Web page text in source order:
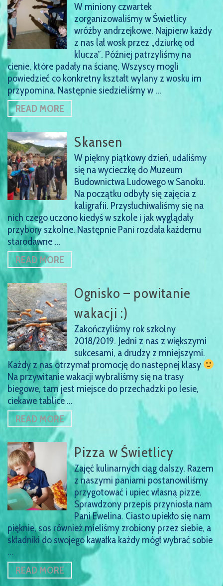
W miniony czwartek
zorganizowaliśmy w Świetlicy
wróżby andrzejkowe. Najpierw każdy
z nas lał wosk przez „dziurkę od
klucza”. Później patrzyliśmy na
cienie, które padały na ścianę. Wszyscy mogli
powiedzieć co konkretny kształt wylany z wosku im
przypomina. Następnie siedzieliśmy w …
READ MORE
Skansen
W piękny piątkowy dzień, udaliśmy
się na wycieczkę do Muzeum
Budownictwa Ludowego w Sanoku.
Na początku odbyły się zajęcia z
kaligrafii. Przysłuchiwaliśmy się na
nich czego uczono kiedyś w szkole i jak wyglądały
przybory szkolne. Następnie Pani rozdała każdemu
starodawne …
READ MORE
Ognisko – powitanie
wakacji :)
Zakończyliśmy rok szkolny
2018/2019. Jedni z nas z większymi
sukcesami, a drudzy z mniejszymi.
Każdy z nas otrzymał promocję do następnej klasy
Na przywitanie wakacji wybraliśmy się na trasy
biegowe, tam jest miejsce do przechadzki po lesie,
ciekawe tablice …
READ MORE
Pizza w Świetlicy
Zajęć kulinarnych ciąg dalszy. Razem
z naszymi paniami postanowiliśmy
przygotować i upiec własną pizze.
Sprawdzony przepis przyniosła nam
Pani Ewelina. Ciasto upiekło się nam
pięknie, sos również mieliśmy zrobiony przez siebie, a
składniki do swojego kawałka każdy mógł wybrać sobie
…
READ MORE